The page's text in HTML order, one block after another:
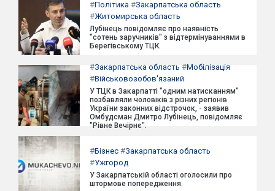
#Політика #Закарпатська область
#Житомирська область
Лубінець повідомляє про наявність
"сотень заручників" з відтермінуваннями в
Берегівському ТЦК.
#Закарпатська область #Мобілізація
#Військовозобов'язаний
У ТЦК в Закарпатті "одним натисканням"
позбавляли чоловіків з різних регіонів
України законних відстрочок, - заявив
Омбудсман Дмитро Лубінець, повідомляє
"Рівне Вечірнє".
#Бізнес #Закарпатська область
#Ужгород
У Закарпатській області оголосили про
штормове попередження.